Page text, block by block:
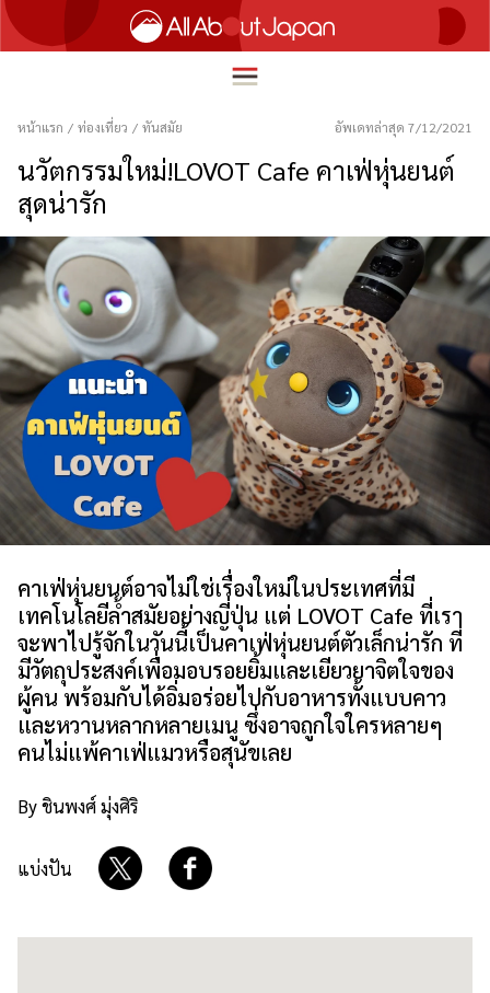
English
简体中文
繁體中文
ภาษาไทย
한국어
日本語
HOME
ท่องเที่ยว
อาหาร
ความบันเทิง
นวัตกรรม
ชีวิตในญี่ปุ่น
เกี่ยวกับเรา นโยบายเว็บไซต์
หน้าแรก / ท่องเที่ยว / ทันสมัย อัพเดทล่าสุด 7/12/2021
นวัตกรรมใหม่!LOVOT Cafe คาเฟ่หุ่นยนต์
สุดน่ารัก
คาเฟ่หุ่นยนต์อาจไม่ใช่เรื่องใหม่ในประเทศที่มี
เทคโนโลยีล้ำสมัยอย่างญี่ปุ่น แต่ LOVOT Cafe ที่เรา
จะพาไปรู้จักในวันนี้เป็นคาเฟ่หุ่นยนต์ตัวเล็กน่ารัก ที่
มีวัตถุประสงค์เพื่อมอบรอยยิ้มและเยียวยาจิตใจของ
ผู้คน พร้อมกับได้อิ่มอร่อยไปกับอาหารทั้งแบบคาว
และหวานหลากหลายเมนู ซึ่งอาจถูกใจใครหลายๆ
คนไม่แพ้คาเฟ่แมวหรือสุนัขเลย
By ชินพงศ์ มุ่งศิริ
แบ่งปัน